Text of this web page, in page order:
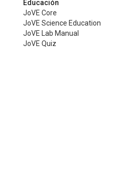
Educación
JoVE Core
JoVE Science Education
JoVE Lab Manual
JoVE Quiz